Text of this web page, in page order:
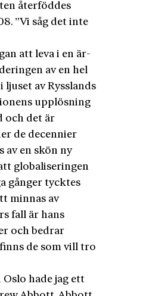
återföddes
”Vi såg det inte
att leva i en är-
av en hel
av Rysslands
upplösning
och det är
de decennier
av en skön ny
globaliseringen
gånger tycktes
minnas av
fall är hans
och bedrar
de som vill tro
hade jag ett